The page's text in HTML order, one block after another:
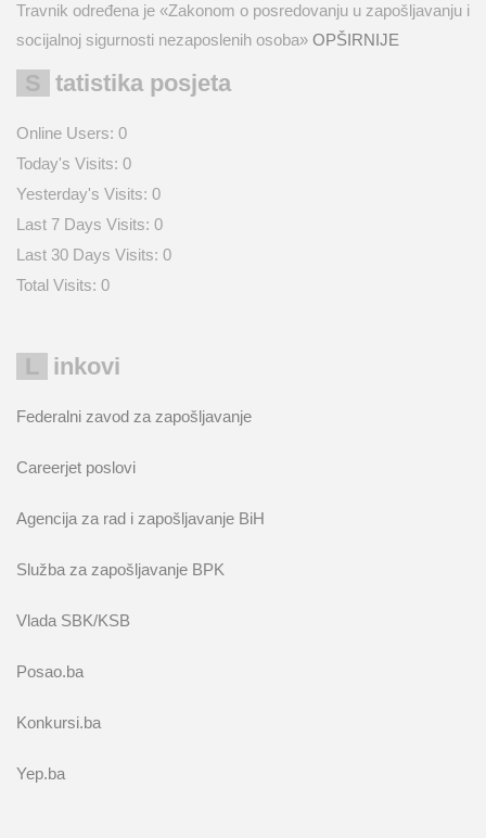
Travnik određena je «Zakonom o posredovanju u zapošljavanju i
socijalnoj sigurnosti nezaposlenih osoba» OPŠIRNIJE
Statistika posjeta
Online Users: 0
Today's Visits: 0
Yesterday's Visits: 0
Last 7 Days Visits: 0
Last 30 Days Visits: 0
Total Visits: 0
Linkovi
Federalni zavod za zapošljavanje
Careerjet poslovi
Agencija za rad i zapošljavanje BiH
Služba za zapošljavanje BPK
Vlada SBK/KSB
Posao.ba
Konkursi.ba
Yep.ba